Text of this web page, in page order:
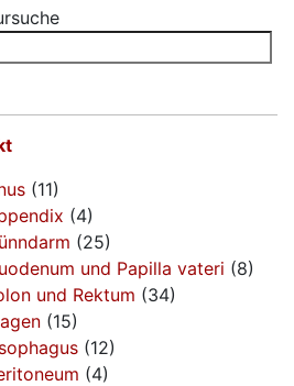
(11)
(4)
(25)
und Papilla vateri (8)
und Rektum (34)
(15)
(12)
(4)